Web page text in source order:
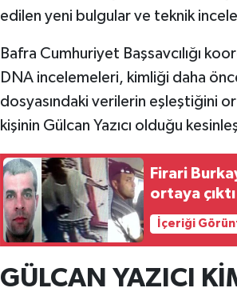
edilen yeni bulgular ve teknik
Bafra Cumhuriyet Başsavcılığı
DNA incelemeleri, kimliği daha
dosyasındaki verilerin eşleştiğini
kişinin Gülcan Yazıcı olduğu
Firari
ortaya çıktı
İçeriği
GÜLCAN YAZICI